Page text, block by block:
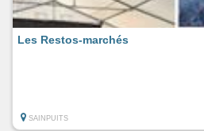
Les Restos-marchés
SAINPUITS